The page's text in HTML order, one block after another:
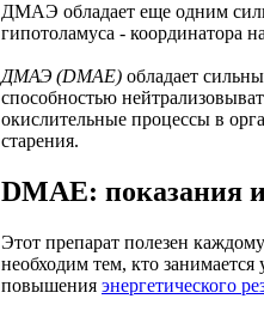
ДМАЭ обладает еще одним
гипотоламуса - координатора
ДМАЭ (DMAE) обладает
способностью
окислительные процессы в
старения.
DMAE: показания
Этот препарат полезен
необходим тем, кто
повышения энергетического